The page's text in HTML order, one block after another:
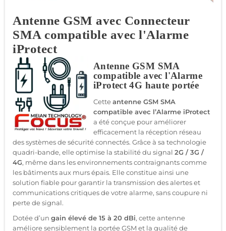
Antenne GSM avec Connecteur
SMA compatible avec l'Alarme
iProtect
Antenne GSM SMA
compatible avec l'Alarme
iProtect 4G haute portée
Cetteantenne GSM SMA
compatible avec l’Alarme iProtect
a été conçue pour améliorer
efficacement la réception réseau
des systèmes de sécurité connectés. Grâce à sa technologie
quadri-bande, elle optimise la stabilité du signal 2G / 3G /
4G, même dans les environnements contraignants comme
les bâtiments aux murs épais. Elle constitue ainsi une
solution fiable pour garantir la transmission des alertes et
communications critiques de votre alarme, sans coupure ni
perte de signal.
Dotée d’un gain élevé de 15 à 20 dBi, cette antenne
améliore sensiblement la portée GSM et la qualité de